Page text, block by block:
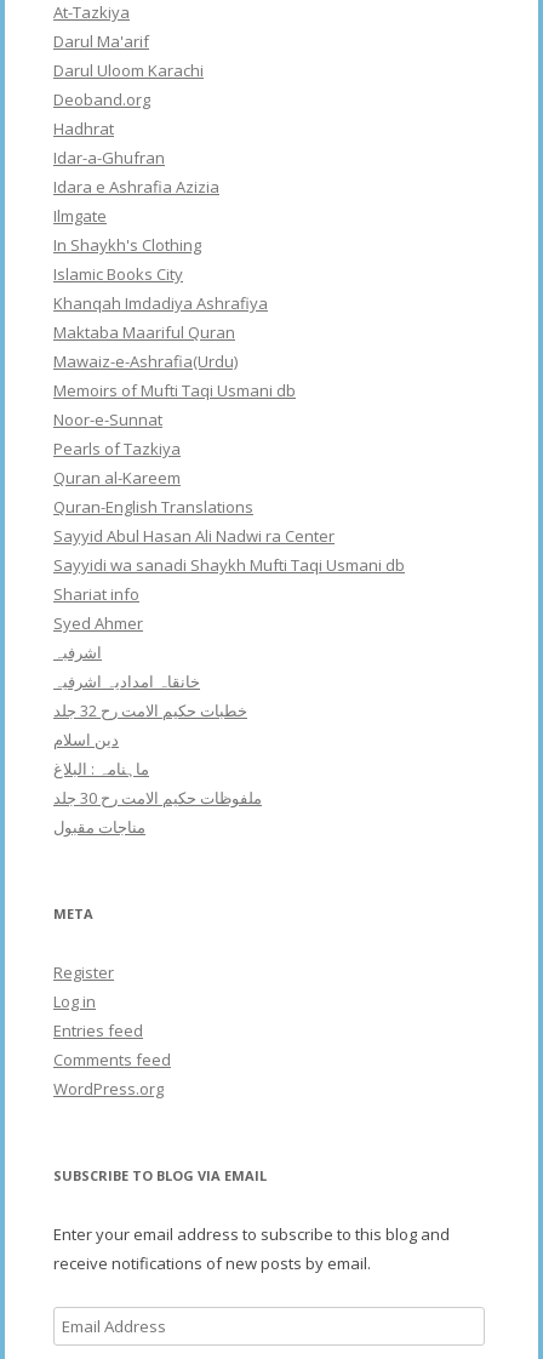
At-Tazkiya
Darul Ma'arif
Darul Uloom Karachi
Deoband.org
Hadhrat
Idar-a-Ghufran
Idara e Ashrafia Azizia
Ilmgate
In Shaykh's Clothing
Islamic Books City
Khanqah Imdadiya Ashrafiya
Maktaba Maariful Quran
Mawaiz-e-Ashrafia(Urdu)
Memoirs of Mufti Taqi Usmani db
Noor-e-Sunnat
Pearls of Tazkiya
Quran al-Kareem
Quran-English Translations
Sayyid Abul Hasan Ali Nadwi ra Center
Sayyidi wa sanadi Shaykh Mufti Taqi Usmani db
Shariat info
Syed Ahmer
اشرفبہ
خانقاہ امدادیہ اشرفیہ
خطبات حکیم الامت رح 32 جلد
دین اسلام
ماہنامہ : البلاغ
ملفوظات حکیم الامت رح 30 جلد
مناجات مقبول
META
Register
Log in
Entries feed
Comments feed
WordPress.org
SUBSCRIBE TO BLOG VIA EMAIL
Enter your email address to subscribe to this blog and
receive notifications of new posts by email.
Email
Address